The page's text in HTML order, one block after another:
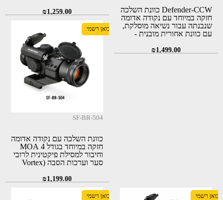
Defender-CCW כוונת השלכה
חזקה במיוחד עם נקודה אדומה
שנבנתה עבור נשיאה מוסלקת,
עם כוונת אחורית מובנית -
₪1,499.00
₪1,259.00
יבואן רשמי
SF-BR-504
כוונת השלכה עם נקודה אדומה
חזקה במיוחד בגודל 4 MOA
וחיבור למסילת פיקטינית לרובי
סער וערכות הסבה (Vortex
₪1,199.00
יבואן רשמי יבואן רשמי